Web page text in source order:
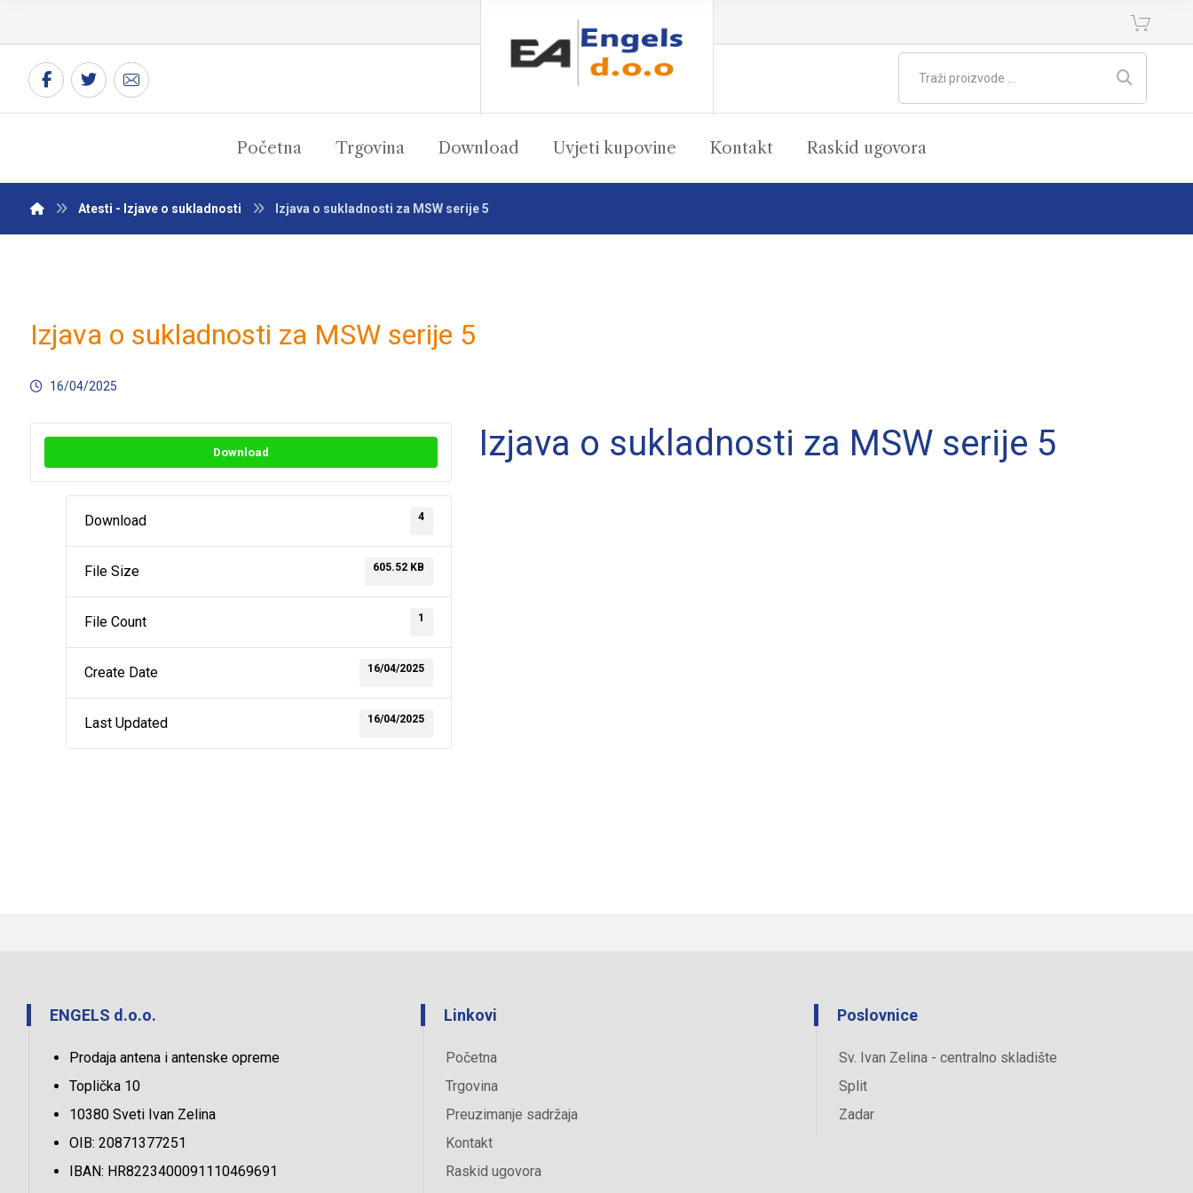
Početna Trgovina Download Uvjeti kupovine Kontakt Raskid ugovora
Atesti - Izjave o sukladnosti Izjava o sukladnosti za MSW serije 5
Izjava o sukladnosti za MSW serije 5
16/04/2025
Download
Download 4
File Size 605.52 KB
File Count 1
Create Date 16/04/2025
Last Updated 16/04/2025
Izjava o sukladnosti za MSW serije 5
ENGELS d.o.o.
Prodaja antena i antenske opreme
Toplička 10
10380 Sveti Ivan Zelina
OIB: 20871377251
IBAN: HR8223400091110469691
Linkovi
Početna
Trgovina
Preuzimanje sadržaja
Kontakt
Raskid ugovora
Poslovnice
Sv. Ivan Zelina - centralno skladište
Split
Zadar